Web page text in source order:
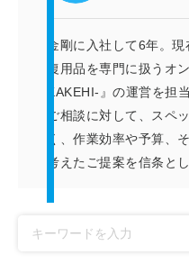
金剛に入社して6年。
復用品を専門に扱うオ
KAKEHI-』の運営を担
ご相談に対して、スペ
く、作業効率や予算、
考えたご提案を信条と